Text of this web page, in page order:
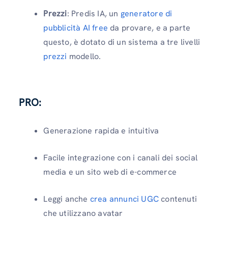
Prezzi: Predis IA, un generatore di
pubblicità AI freeda provare, e a parte
questo, è dotato di un sistema a tre livelli
prezzi modello.
PRO:
Generazione rapida e intuitiva
Facile integrazione con i canali dei social
media e un sito web di e-commerce
Leggi anche crea annunci UGCcontenuti
che utilizzano avatar